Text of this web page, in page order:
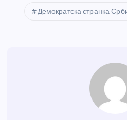
Демократска странка